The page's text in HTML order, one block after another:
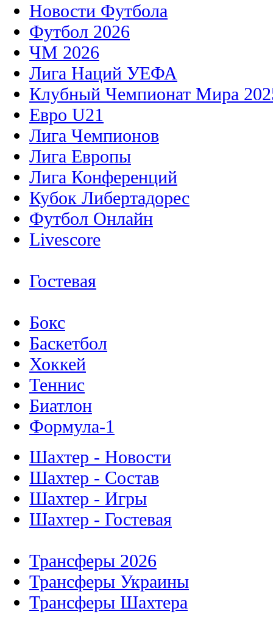
Новости Футбола
Футбол 2026
ЧМ 2026
Лига Наций УЕФА
Клубный Чемпионат Мира
Евро U21
Лига Чемпионов
Лига Европы
Лига Конференций
Кубок Либертадорес
Футбол Онлайн
Livescore
Гостевая
Бокс
Баскетбол
Хоккей
Теннис
Биатлон
Формула-1
Шахтер - Новости
Шахтер - Состав
Шахтер - Игры
Шахтер - Гостевая
Трансферы 2026
Трансферы Украины
Трансферы Шахтера